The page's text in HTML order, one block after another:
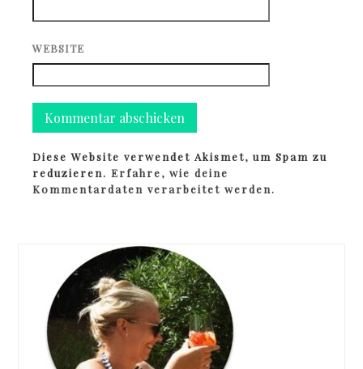
WEBSITE
Diese Website verwendet Akismet, um Spam zu
reduzieren.Erfahre, wie deine
Kommentardaten verarbeitet werden.